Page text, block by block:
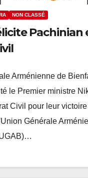
NON CLASSÉ
Pachinian
Arménienne de
le Premier ministre
Civil pour leur
Générale